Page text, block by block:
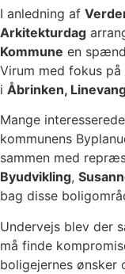
I anledning af
Arkitekturdag
Kommune en
Virum med fokus
i Åbrinken,
Mange
kommunens
sammen med
Byudvikling,
bag disse
Undervejs blev der
må finde
boligejernes ønsker